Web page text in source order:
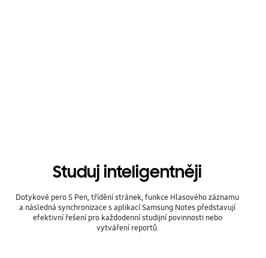
Studuj inteligentněji
Dotykové pero S Pen, třídění stránek, funkce Hlasového záznamu
a následná synchronizace s aplikací Samsung Notes představují
efektivní řešení pro každodenní studijní povinnosti nebo
vytváření reportů.